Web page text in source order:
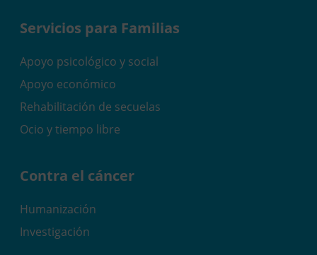
Servicios para Familias
Apoyo psicológico y social
Apoyo económico
Rehabilitación de secuelas
Ocio y tiempo libre
Contra el cáncer
Humanización
Investigación